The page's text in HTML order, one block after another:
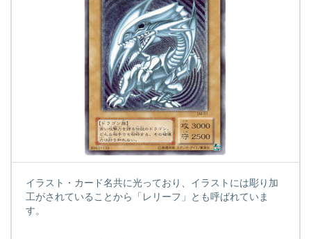
イラスト・カード名共に光っており、イラストには彫り加
工がされていることから「レリーフ」とも呼ばれていま
す。